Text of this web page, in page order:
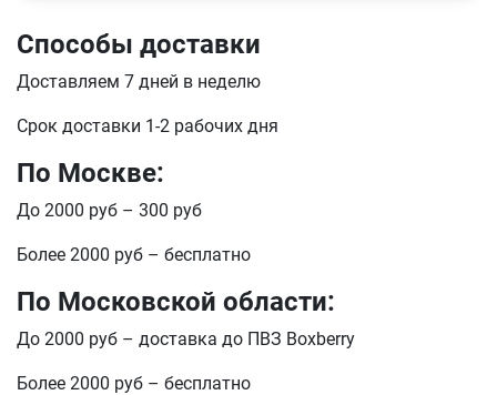
Способы доставки
Доставляем 7 дней в неделю
Срок доставки 1-2 рабочих дня
По Москве:
До 2000 руб – 300 руб
Более 2000 руб – бесплатно
По Московской области:
До 2000 руб – доставка до ПВЗ Boxberry
Более 2000 руб – бесплатно
E-mail
отправить